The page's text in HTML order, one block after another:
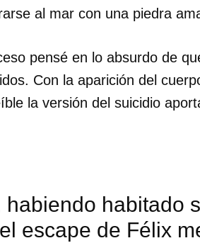
al mar con una piedra
pensé en lo absurdo de
Con la aparición del
la versión del suicidio
habitado
escape de Félix